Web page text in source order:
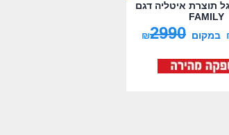
תוצרת איטליה דגם
FAMILY
במקום ₪2990